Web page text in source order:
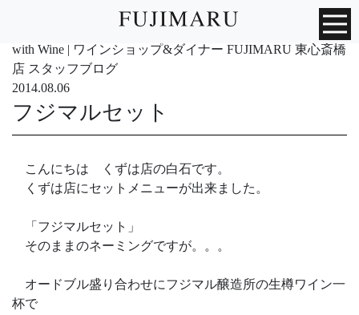
with Wine | ワインショップ&ダイナー FUJIMARU 東心斎橋
店 スタッフブログ
2014.08.06
フジマルセット
こんにちは くずは店の白石です。
くずは店にセットメニューが出来ました。
「フジマルセット」
そのままのネーミングですが。。。
オードブル盛り合わせにフジマル醸造所の生樽ワイン一
杯で